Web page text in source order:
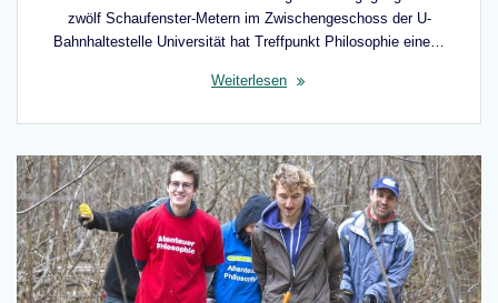
zwölf Schaufenster-Metern im Zwischengeschoss der U-
Bahnhaltestelle Universität hat Treffpunkt Philosophie eine…
Weiterlesen